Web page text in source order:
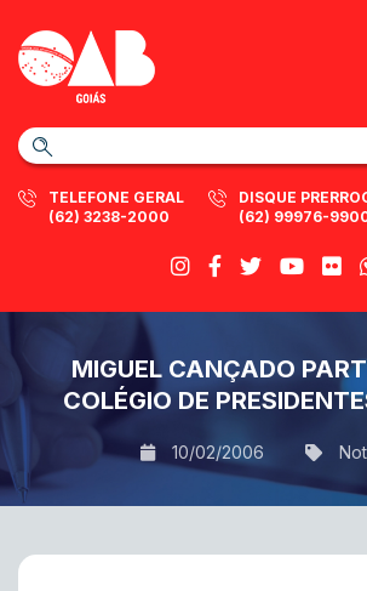
TELEFONE GERAL
(62) 3238-2000
DISQUE
(62) 99976-
MIGUEL CANÇADO
COLÉGIO DE
10/02/2006